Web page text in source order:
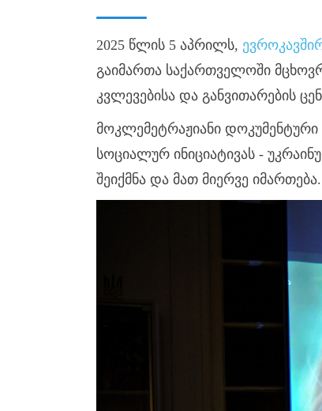
2025 წლის 5 აპრილს,
გაიმართა საქართველოში
კვლევებისა და განვითარების
მოკლემეტრაჟიანი
სოციალურ ინიციატივას -
შეიქმნა და მათ მიერვე იმართება.